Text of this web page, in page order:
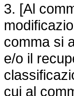
3. [Al
comma si
e/o il
cui al